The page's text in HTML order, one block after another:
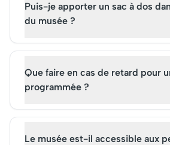
Puis-je apporter un sac à dos
du musée ?
Que faire en cas de retard pour
programmée ?
Le musée est-il accessible aux